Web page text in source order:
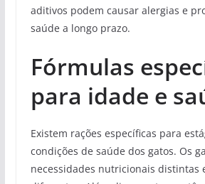
aditivos podem causar alergias e
saúde a longo prazo.
Fórmulas
para idade e
Existem rações específicas para
condições de saúde dos gatos. Os
necessidades nutricionais distintas